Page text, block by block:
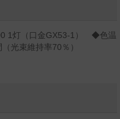
1灯（口金GX53-1） ◆色温
光束維持率70％）